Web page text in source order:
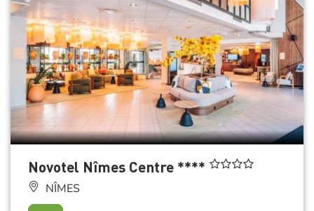
Novotel Nîmes Centre ****
NÎMES